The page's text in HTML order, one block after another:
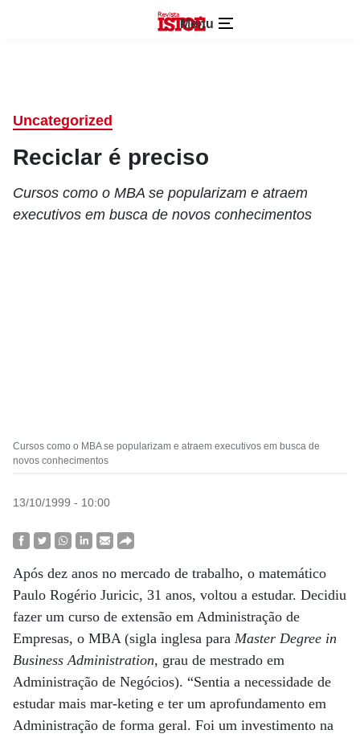
Menu
Uncategorized
Reciclar é preciso
Cursos como o MBA se popularizam e atraem
executivos em busca de novos conhecimentos
Cursos como o MBA se popularizam e atraem executivos em busca de
novos conhecimentos
13/10/1999 - 10:00
Após dez anos no mercado de trabalho, o matemático
Paulo Rogério Juricic, 31 anos, voltou a estudar. Decidiu
fazer um curso de extensão em Administração de
Empresas, o MBA (sigla inglesa para Master Degree in
Business Administration, grau de mestrado em
Administração de Negócios). “Sentia a necessidade de
estudar mais mar-keting e ter um aprofundamento em
Administração de forma geral. Foi um investimento na